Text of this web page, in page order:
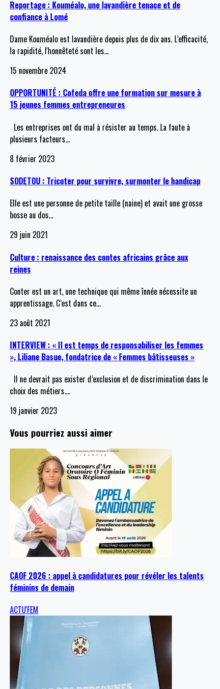
Reportage : Kouméalo, une lavandière tenace et de
confiance à Lomé
Dame Kouméalo est lavandière depuis plus de dix ans. L’efficacité,
la rapidité, l'honnêteté sont les…
15 novembre 2024
OPPORTUNITÉ : Cofeda offre une formation sur mesure à
15 jeunes femmes entrepreneures
Les entreprises ont du mal à résister au temps. La faute à
plusieurs facteurs…
8 février 2023
SODETOU : Tricoter pour survivre, surmonter le handicap
Elle est une personne de petite taille (naine) et avait une grosse
bosse au dos…
29 juin 2021
Culture : renaissance des contes africains grâce aux
reines
Conter est un art, une technique qui même înnée nécessite un
apprentissage. C’est dans ce…
23 août 2021
INTERVIEW : « Il est temps de responsabiliser les femmes
», Liliane Basue, fondatrice de « Femmes bâtisseuses »
Il ne devrait pas exister d’exclusion et de discrimination dans le
choix des métiers.…
19 janvier 2023
Vous pourriez aussi aimer
CAOF 2026 : appel à candidatures pour révéler les talents
féminins de demain
ACTU'FEM